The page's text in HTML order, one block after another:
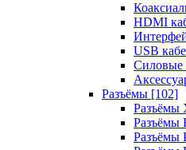
HDMI
USB
Силовые
Разъёмы [102]
Разъёмы
Разъёмы
Разъёмы